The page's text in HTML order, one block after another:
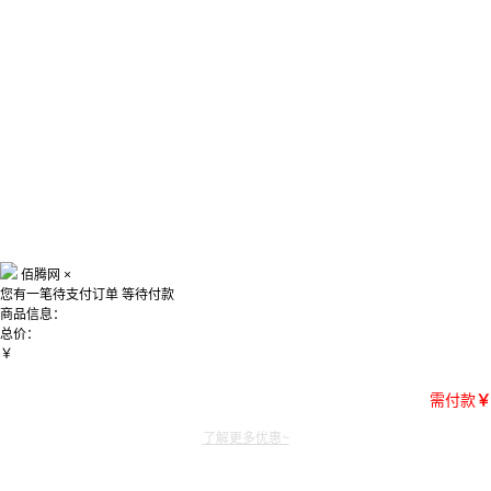
佰腾网 ×
您有一笔待支付订单 等待付款
商品信息：
总价：
￥
需付款￥
了解更多优惠~